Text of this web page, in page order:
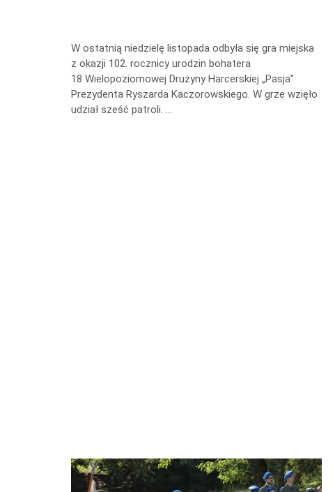
W ostatnią niedzielę listopada odbyła się gra miejska
z okazji 102. rocznicy urodzin bohatera
18 Wielopoziomowej Drużyny Harcerskiej „Pasja”
Prezydenta Ryszarda Kaczorowskiego. W grze wzięło
udział sześć patroli. …